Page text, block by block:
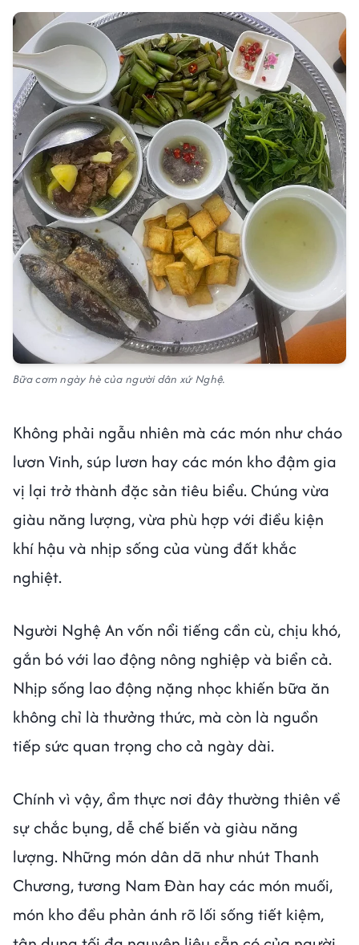
Bữa cơm ngày hè của người dân xứ Nghệ.
Không phải ngẫu nhiên mà các món như cháo
lươn Vinh, súp lươn hay các món kho đậm gia
vị lại trở thành đặc sản tiêu biểu. Chúng vừa
giàu năng lượng, vừa phù hợp với điều kiện
khí hậu và nhịp sống của vùng đất khắc
nghiệt.
Người Nghệ An vốn nổi tiếng cần cù, chịu khó,
gắn bó với lao động nông nghiệp và biển cả.
Nhịp sống lao động nặng nhọc khiến bữa ăn
không chỉ là thưởng thức, mà còn là nguồn
tiếp sức quan trọng cho cả ngày dài.
Chính vì vậy, ẩm thực nơi đây thường thiên về
sự chắc bụng, dễ chế biến và giàu năng
lượng. Những món dân dã như nhút Thanh
Chương, tương Nam Đàn hay các món muối,
món kho đều phản ánh rõ lối sống tiết kiệm,